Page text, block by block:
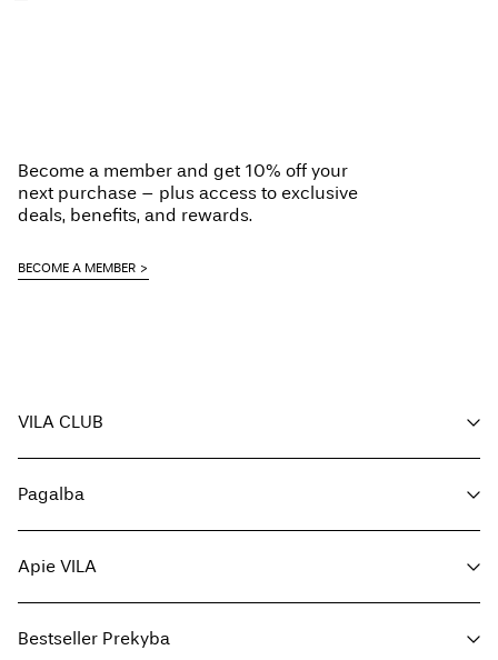
Become a member and get 10% off your
next purchase – plus access to exclusive
deals, benefits, and rewards.
BECOME A MEMBER
VILA CLUB
Tapkite nariu
Mano paskyra
Užsakymo sekimas
Pagalba
Grįžti čia
Pristatymo būdai
Dydžių lentelė
Apie VILA
Raskite parduotuvę
Bestseller Prekyba